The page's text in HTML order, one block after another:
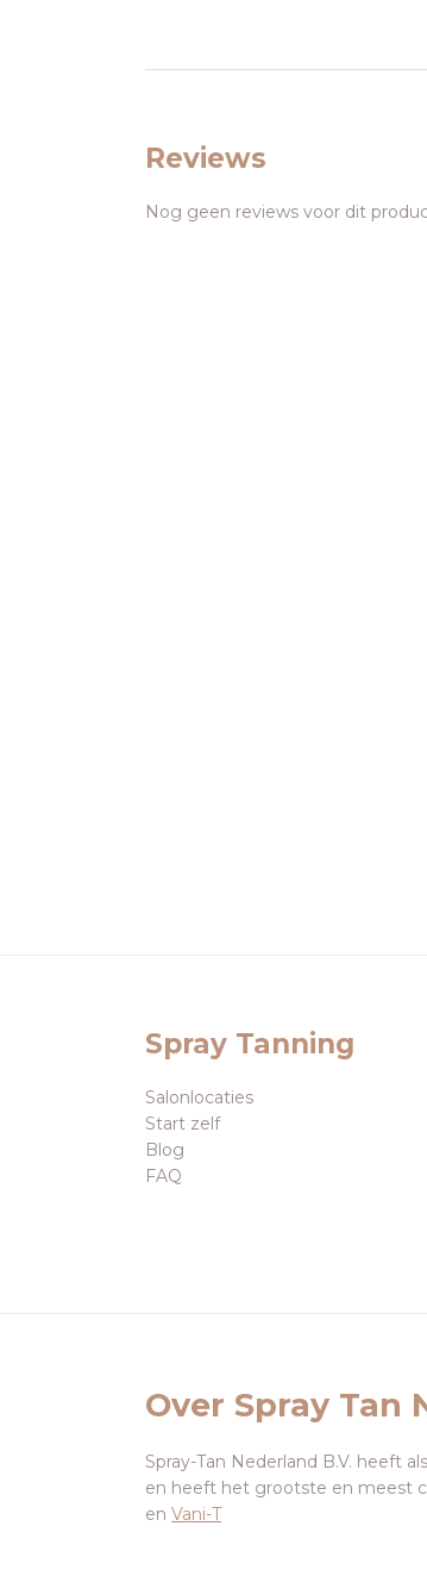
Reviews
Nog geen reviews voor dit
Spray Tanning
Salonlocaties
Start zelf
Blog
FAQ
Over Spray Tan
Spray-Tan Nederland B.V. heeft
en heeft het grootste en meest
en Vani-T